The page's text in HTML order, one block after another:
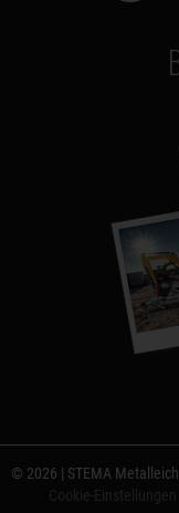
© 2026 | STEMA